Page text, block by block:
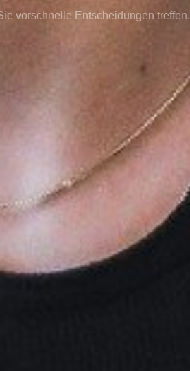
vorschnelle Entscheidungen treffen.